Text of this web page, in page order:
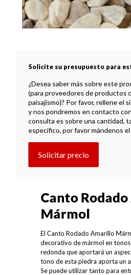
Solicite su presupuesto para
¿Desea saber más sobre este
(para proveedores de productos
paisajismo)? Por favor, rellene el
y nos pondremos en contacto
consulta es sobre una cantidad,
específico, por favor mándenos
Solicitar precio
Canto
Mármol
El Canto Rodado Amarillo
decorativo de mármol en
redonda que aportará un
tono de esta piedra aporta un
Se puede utilizar tanto para